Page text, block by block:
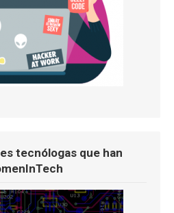
tecnólogas que han